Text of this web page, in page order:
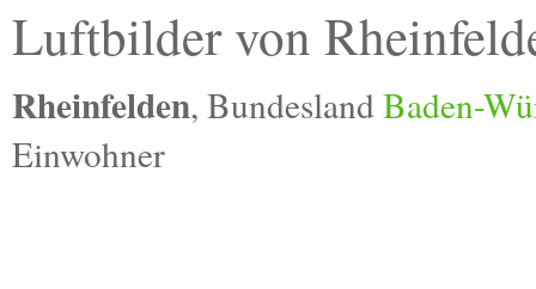
Luftbilder von
Rheinfelden, BundeslandBaden-
Einwohner